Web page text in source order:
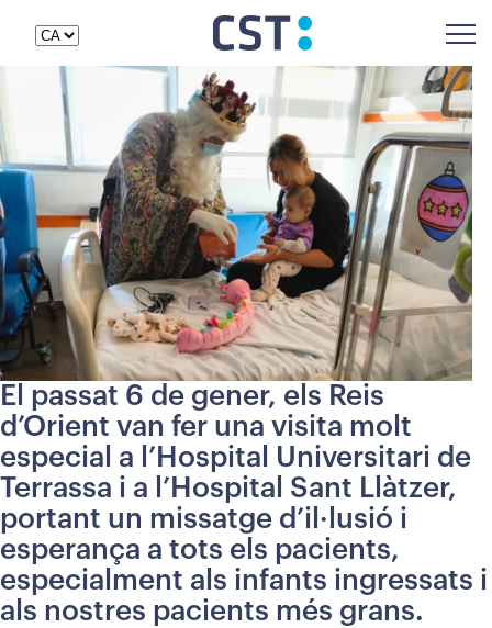
El passat 6 de gener, els Reis
d’Orient van fer una visita molt
especial a l’Hospital Universitari de
Terrassa i a l’Hospital Sant Llàtzer,
portant un missatge d’il·lusió i
esperança a tots els pacients,
especialment als infants ingressats i
als nostres pacients més grans.